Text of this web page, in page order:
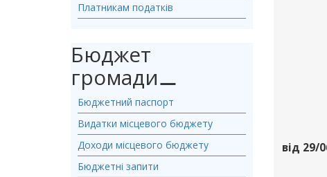
Платникам податків
Бюджет
громади⚊
Бюджетний паспорт
Видатки місцевого бюджету
Доходи місцевого бюджету
Бюджетні запити
від 29/